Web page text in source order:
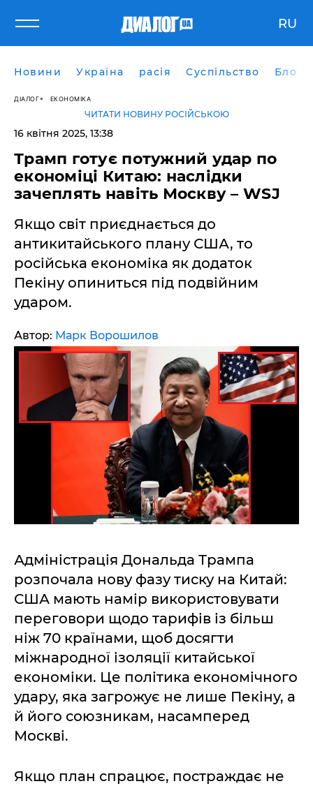
RU
Новини Україна расія Суспільство Блоги
ДІАЛОГ ЕКОНОМІКА
ЧИТАТИ НОВИНУ РОСІЙСЬКОЮ
16 квітня 2025, 13:38
Трамп готує потужний удар по
економіці Китаю: наслідки
зачеплять навіть Москву – WSJ
Якщо світ приєднається до
антикитайського плану США, то
російська економіка як додаток
Пекіну опиниться під подвійним
ударом.
Автор: Марк Ворошилов
Адміністрація Дональда Трампа
розпочала нову фазу тиску на Китай:
США мають намір використовувати
переговори щодо тарифів із більш
ніж 70 країнами, щоб досягти
міжнародної ізоляції китайської
економіки. Це політика економічного
удару, яка загрожує не лише Пекіну, а
й його союзникам, насамперед
Москві.
Якщо план спрацює, постраждає не